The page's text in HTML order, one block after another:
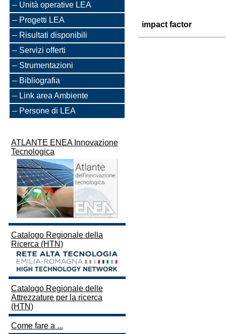
Unità operative LEA
Progetti LEA
Risultati disponibili
Servizi offerti
Strumentazioni
Bibliografia
Link area Ambiente
Persone di LEA
ATLANTE ENEA Innovazione
Tecnologica
Catalogo Regionale della
Ricerca (HTN)
Catalogo Regionale delle
Attrezzature per la ricerca
(HTN)
Come fare a ...
impact factor